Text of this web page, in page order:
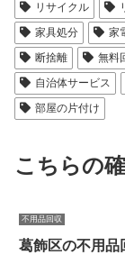
リサイクル
家具処分
家
断捨離
無料
自治体サービス
部屋の片付け
こちらの
不用品回収
葛飾区の不用品